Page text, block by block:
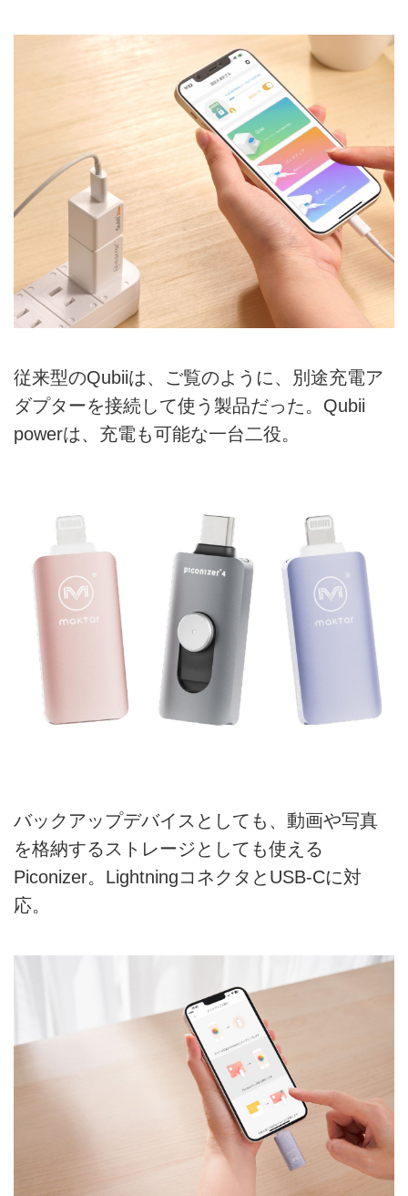
従来型のQubiiは、ご覧のように、別途充電ア
ダプターを接続して使う製品だった。Qubii
powerは、充電も可能な一台二役。
バックアップデバイスとしても、動画や写真
を格納するストレージとしても使える
Piconizer。LightningコネクタとUSB-Cに対
応。